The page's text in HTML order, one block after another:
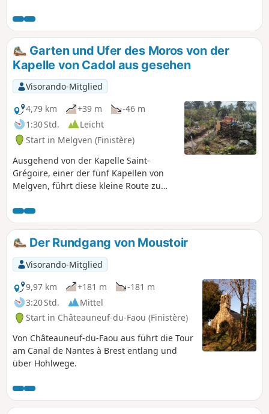
von wo aus man einen weiten Blick über
den Westen des Bassin de Châteaulin
bis zum Meer hat. Die Route führt durch
den „Jardin Picart”, einen botanischen
Garten an einem felsigen Hang, der das
Ergebnis langjähriger Arbeit eines
Enthusiasten ist. Entdecken Sie das
Kulturerbe zweier Kapellen, eines
Brunnens, eines Waschhauses und
einer alten Korbmacherei.
Garten und Ufer des Moros von der
Kapelle von Cadol aus gesehen
Visorando-Mitglied
4,79 km
+39 m
-46 m
1:30 Std.
Leicht
Start in Melgven (Finistère)
Ausgehend von der Kapelle Saint-
Grégoire, einer der fünf Kapellen von
Melgven, führt diese kleine Route zu
während der Covid-Pandemie angelegt
wurde und sich seitdem ständig weiter
verbessert: ein wahres Juwel für
Passanten.Der Rückweg führt über
einen unterhaltsamen Weg entlang des
Ruisseau du Moros, wo es neue
Überraschungen zu entdecken gibt. Ein
großes Dankeschön an die Menschen,
die uns diese schönen Anlagen mitten
auf dem Land kostenlos zur Verfügung
stellen.
Der Rundgang von Moustoir
Visorando-Mitglied
9,97 km
+181 m
-181 m
3:20 Std.
Mittel
Start in Châteauneuf-du-Faou (Finistère)
Von Châteauneuf-du-Faou aus führt die Tour
am Canal de Nantes à Brest entlang und
über Hohlwege.